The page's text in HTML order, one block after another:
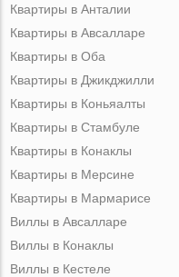
Квартиры в Анталии
Квартиры в Авсалларе
Квартиры в Оба
Квартиры в Джикджилли
Квартиры в Коньяалты
Квартиры в Стамбуле
Квартиры в Конаклы
Квартиры в Мерсине
Квартиры в Мармарисе
Виллы в Авсалларе
Виллы в Конаклы
Виллы в Кестеле